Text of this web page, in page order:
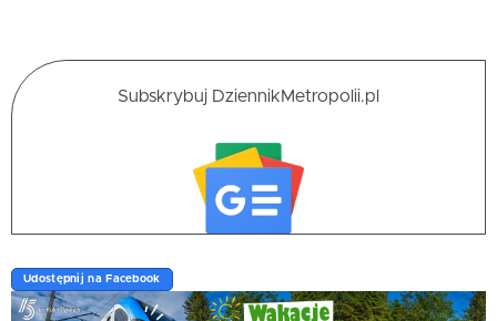
Subskrybuj DziennikMetropolii.pl
Udostępnij na Facebook